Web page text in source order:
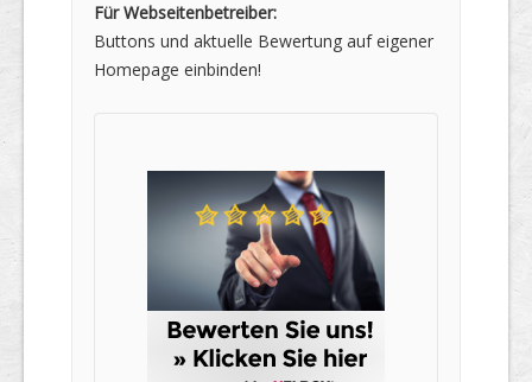
Für Webseitenbetreiber:
Buttons und aktuelle Bewertung auf eigener
Homepage einbinden!